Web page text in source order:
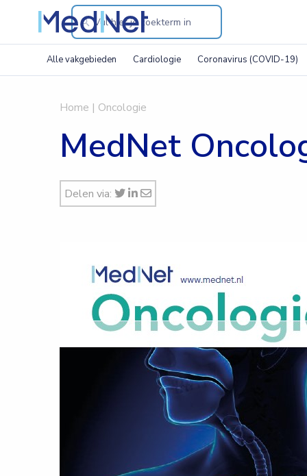
Search
through
the
Alle vakgebieden Cardiologie Coronavirus (COVID-19)
Home | Oncologie
MedNet
Delen via: